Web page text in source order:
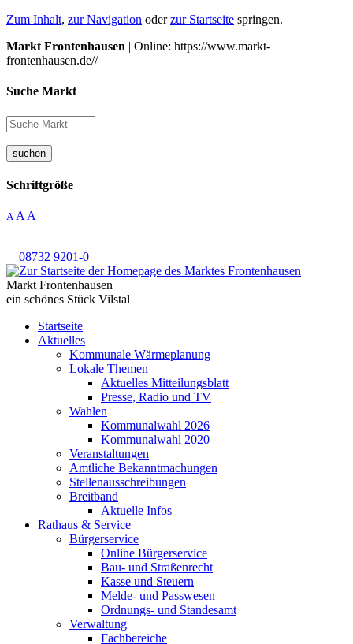
Zum Inhalt, zur Navigation oderzur Startseite springen.
Markt Frontenhausen | Online: https://www.markt-
frontenhausen.de//
Suche Markt
suchen
Schriftgröße
A A A
08732 9201-0
Markt Frontenhausen
ein schönes Stück Vilstal
Startseite
Aktuelles
Kommunale Wärmeplanung
Lokale Themen
Aktuelles Mitteilungsblatt
Presse, Radio und TV
Wahlen
Kommunalwahl 2026
Kommunalwahl 2020
Veranstaltungen
Amtliche Bekanntmachungen
Stellenausschreibungen
Breitband
Aktuelle Infos
Rathaus & Service
Bürgerservice
Online Bürgerservice
Bau- und Straßenrecht
Kasse und Steuern
Melde- und Passwesen
Ordnungs- und Standesamt
Verwaltung
Fachbereiche